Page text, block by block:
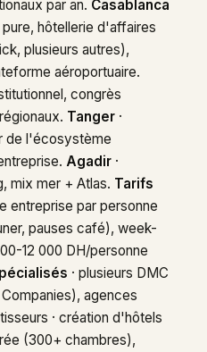
par an. Casablanca
hôtellerie d'affaires
plusieurs autres),
aéroportuaire.
congrès
Tanger ·
de l'écosystème
Agadir ·
mix mer + Atlas. Tarifs
entreprise par personne
pauses café), week-
12 000 DH/personne
· plusieurs DMC
agences
· création d'hôtels
(300+ chambres),